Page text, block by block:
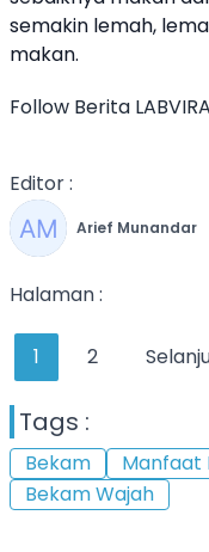
semakin lemah,
makan.
Follow Berita
Editor :
Arief Munandar
Halaman :
1 2
Tags :
Bekam Manfaat
Bekam Wajah